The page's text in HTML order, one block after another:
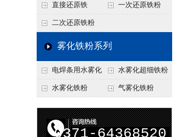
直接还原铁 一次还原铁粉
二次还原铁粉
雾化铁粉系列
电焊条用水雾化
铁粉
水雾化超细铁粉
水雾化铁粉 气雾化铁粉
0371-64368520